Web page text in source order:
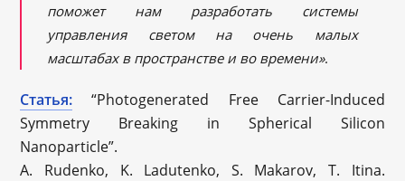
поможет нам разработать системы
управления светом на очень малых
масштабах в пространстве и во времени».
Статья: “Photogenerated Free Carrier-Induced
Symmetry Breaking in Spherical Silicon
Nanoparticle”.
A. Rudenko, K. Ladutenko, S. Makarov, T. Itina.